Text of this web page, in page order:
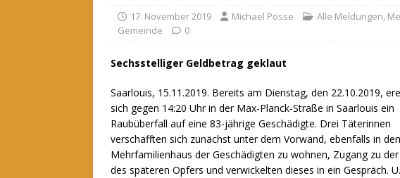
17. November 2019 Michael Posse Alle Meldungen,
Gemeinde
0
Sechsstelliger Geldbetrag geklaut
Saarlouis, 15.11.2019. Bereits am Dienstag, den 22.10.2019,
sich gegen 14:20 Uhr in der Max-Planck-Straße in Saarlouis ein
Raubüberfall auf eine 83-jährige Geschädigte. Drei Täterinnen
verschafften sich zunächst unter dem Vorwand, ebenfalls in
Mehrfamilienhaus der Geschädigten zu wohnen, Zugang zu
des späteren Opfers und verwickelten dieses in ein Gespräch.